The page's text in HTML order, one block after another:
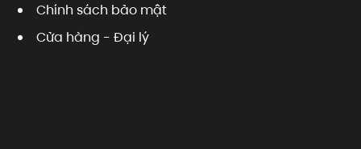
Chính sách bảo mật
Cửa hàng - Đại lý